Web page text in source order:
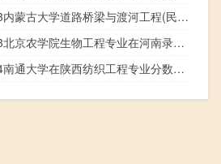
2023内蒙古大学道路桥梁与渡河工程(民族班)专业最低录取分数线
2023北京农学院生物工程专业在河南录取分数线
2024南通大学在陕西纺织工程专业分数线和最低位次 最低471分